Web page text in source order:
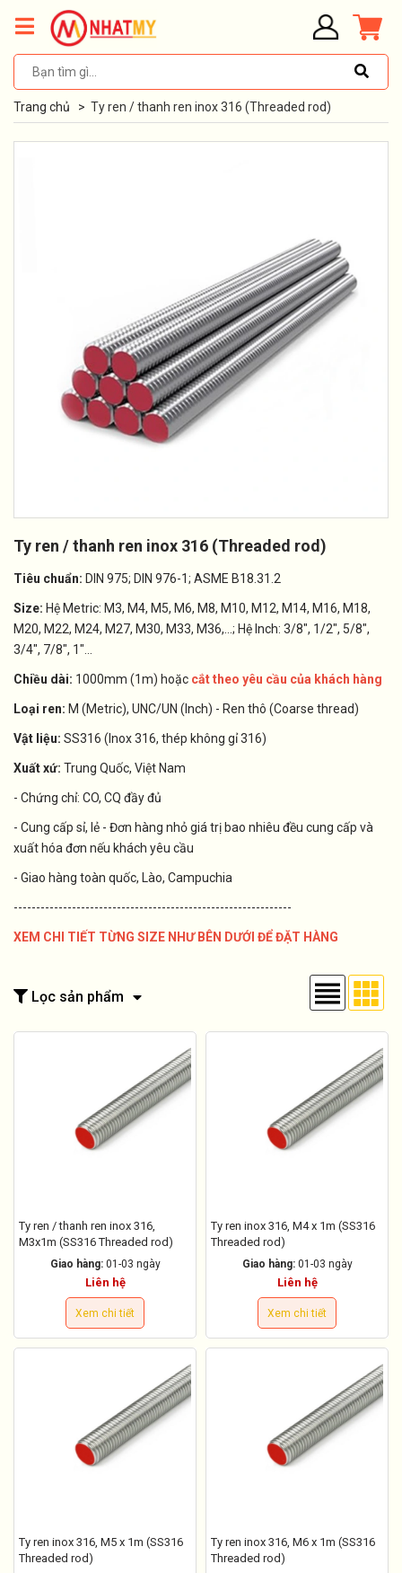
Trang chủ > Ty ren / thanh ren inox 316 (Threaded rod)
Ty ren / thanh ren inox 316 (Threaded rod)
Tiêu chuẩn: DIN 975; DIN 976-1; ASME B18.31.2
Size: Hệ Metric: M3, M4, M5, M6, M8, M10, M12, M14, M16, M18,
M20, M22, M24, M27, M30, M33, M36,...; Hệ Inch: 3/8", 1/2", 5/8",
3/4", 7/8", 1"...
Chiều dài: 1000mm (1m) hoặc cắt theo yêu cầu của khách hàng
Loại ren: M (Metric), UNC/UN (Inch) - Ren thô (Coarse thread)
Vật liệu: SS316 (Inox 316, thép không gỉ 316)
Xuất xứ: Trung Quốc, Việt Nam
- Chứng chỉ: CO, CQ đầy đủ
- Cung cấp sỉ, lẻ - Đơn hàng nhỏ giá trị bao nhiêu đều cung cấp và
xuất hóa đơn nếu khách yêu cầu
- Giao hàng toàn quốc, Lào, Campuchia
--------------------------------------------------------------
XEM CHI TIẾT TỪNG SIZE NHƯ BÊN DƯỚI ĐỂ ĐẶT HÀNG
Lọc sản phẩm
Ty ren / thanh ren inox 316,
M3x1m (SS316 Threaded rod)
Giao hàng: 01-03 ngày
Liên hệ
Xem chi tiết
Ty ren inox 316, M4 x 1m (SS316
Threaded rod)
Giao hàng: 01-03 ngày
Liên hệ
Xem chi tiết
Ty ren inox 316, M5 x 1m (SS316
Threaded rod)
Ty ren inox 316, M6 x 1m (SS316
Threaded rod)